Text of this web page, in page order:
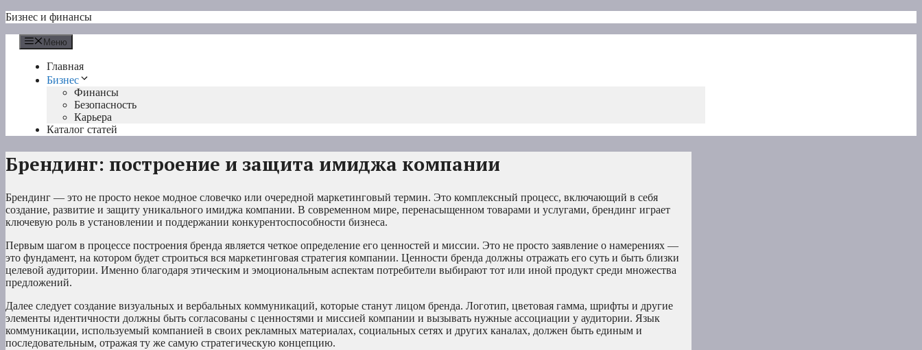
Перейти
содержимому
Бизнес и финансы
Меню
Главная
Бизнес
Финансы
Безопасность
Карьера
Каталог статей
Брендинг: построение и защита имиджа компании
Брендинг — это не просто некое модное словечко или очередной маркетинговый термин. Это комплексный процесс, включающий в себя
создание, развитие и защиту уникального имиджа компании. В современном мире, перенасыщенном товарами и услугами, брендинг играет
ключевую роль в установлении и поддержании конкурентоспособности бизнеса.
Первым шагом в процессе построения бренда является четкое определение его ценностей и миссии. Это не просто заявление о намерениях —
это фундамент, на котором будет строиться вся маркетинговая стратегия компании. Ценности бренда должны отражать его суть и быть близки
целевой аудитории. Именно благодаря этическим и эмоциональным аспектам потребители выбирают тот или иной продукт среди множества
предложений.
Далее следует создание визуальных и вербальных коммуникаций, которые станут лицом бренда. Логотип, цветовая гамма, шрифты и другие
элементы идентичности должны быть согласованы с ценностями и миссией компании и вызывать нужные ассоциации у аудитории. Язык
коммуникации, используемый компанией в своих рекламных материалах, социальных сетях и других каналах, должен быть единым и
последовательным, отражая ту же самую стратегическую концепцию.